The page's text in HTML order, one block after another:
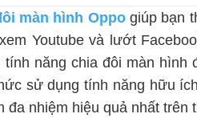
màn hình Oppogiúp bạn
Youtube và lướt
tính năng chia đôi màn hình
sử dụng tính năng hữu
đa nhiệm hiệu quả nhất trên